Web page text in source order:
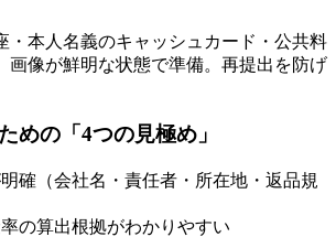
・本人名義のキャッシュカード・公共料
画像が鮮明な状態で準備。再提出を防げ
めの「4つの見極め」
確（会社名・責任者・所在地・返品規
の算出根拠がわかりやすい